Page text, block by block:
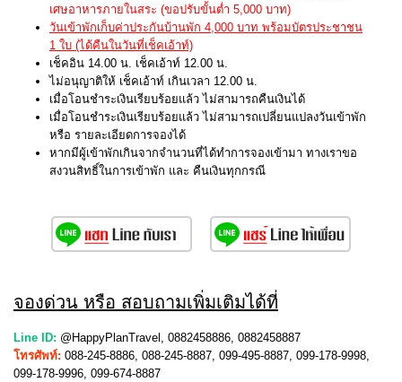
เศษอาหารภายในสระ (ขอปรับขั้นต่ำ 5,000 บาท)
วันเข้าพักเก็บค่าประกันบ้านพัก 4,000 บาท พร้อมบัตรประชาชน
1 ใบ (ได้คืนในวันที่เช็คเอ้าท์)
เช็คอิน 14.00 น. เช็คเอ้าท์ 12.00 น.
ไม่อนุญาติให้ เช็คเอ้าท์ เกินเวลา 12.00 น.
เมื่อโอนชำระเงินเรียบร้อยแล้ว ไม่สามารถคืนเงินได้
เมื่อโอนชำระเงินเรียบร้อยแล้ว ไม่สามารถเปลี่ยนแปลงวันเข้าพัก
หรือ รายละเอียดการจองได้
หากมีผู้เข้าพักเกินจากจำนวนที่ได้ทำการจองเข้ามา ทางเราขอ
สงวนสิทธิ์ในการเข้าพัก และ คืนเงินทุกกรณี
จองด่วน หรือ สอบถามเพิ่มเติมได้ที่
Line ID: @HappyPlanTravel, 0882458886, 0882458887
โทรศัพท์: 088-245-8886, 088-245-8887, 099-495-8887, 099-178-9998,
099-178-9996, 099-674-8887